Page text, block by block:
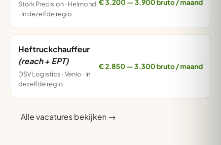
Stork Precision · Helmond
· In dezelfde regio
Heftruckchauffeur
(reach + EPT)
DSV Logistics · Venlo · In
dezelfde regio
€ 2.850 — 3.300 bruto / maand
Alle vacatures bekijken →